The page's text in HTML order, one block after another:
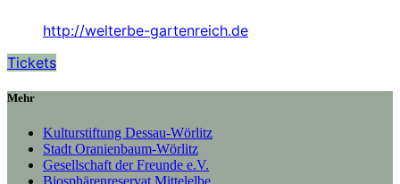
http://welterbe-gartenreich.de
Tickets
Mehr
Kulturstiftung Dessau-Wörlitz
Stadt Oranienbaum-Wörlitz
Gesellschaft der Freunde e.V.
Biosphärenreservat Mittelelbe